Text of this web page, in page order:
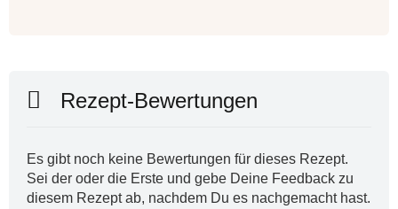
Rezept-Bewertungen
Es gibt noch keine Bewertungen für dieses Rezept.
Sei der oder die Erste und gebe Deine Feedback zu
diesem Rezept ab, nachdem Du es nachgemacht hast.